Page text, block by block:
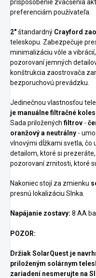
prispôsobenie zväčšenia
preferenciám používateľa.
2"štandardný Crayford
teleskopu. Zabezpečuje
minimalizáciu vôle a
pozorovaní jemných
konštrukcia zaostrovača
bezporuchovú prevádzku.
Jedinečnou vlastnosťou
je manuálne filtračné
Sada priložených filtrov -
oranžový a neutrálny -
vlnovými dĺžkami svetla, čo
detailom, ktoré si
pozorovaní zrnitosti, ktoré
Nakoniec stojí za zmienku
presnú lokalizáciu Slnka.
Napájanie zostavy: 8 AA
POZOR:
Držiak SolarQuest je
priloženým solárnym
zariadení nesmerujte na